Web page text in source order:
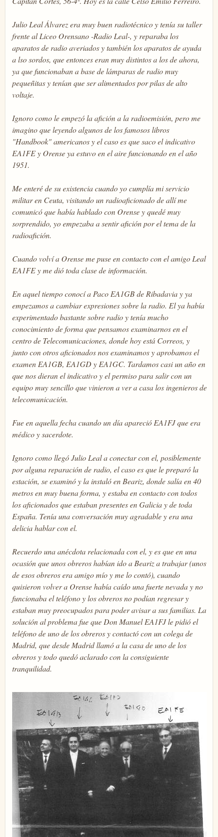
Julio Leal Álvarez era muy buen radiotécnico y tenía su taller
frente al Liceo Orensano -Radio Leal-, y reparaba los
aparatos de radio averiados y también los aparatos de ayuda
a lso sordos, que entonces eran muy distintos a los de ahora,
ya que funcionaban a base de lámparas de radio muy
pequeñitas y tenían que ser alimentados por pilas de alto
voltaje.
Ignoro como le empezó la afición a la radioemisión, pero me
imagino que leyendo algunos de los famosos libros
"Handbook" americanos y el caso es que saco el indicativo
EA1FE y Orense ya estuvo en el aire funcionando en el año
1951.
Me enteré de su existencia cuando yo cumplía mi servicio
militar en Ceuta, visitando un radioaficionado de allí me
comunicó que había hablado con Orense y quedé muy
sorprendido, yo empezaba a sentir afición por el tema de la
radioafición.
Cuando volví a Orense me puse en contacto con el amigo Leal
EA1FE y me dió toda clase de información.
En aquel tiempo conocí a Paco EA1GB de Ribadavia y ya
empezamos a cambiar expresiones sobre la radio. El ya había
experimentado bastante sobre radio y tenía mucho
conocimiento de forma que pensamos examinarnos en el
centro de Telecomunicaciones, donde hoy está Correos, y
junto con otros aficionados nos examinamos y aprobamos el
examen EA1GB, EA1GD y EA1GC. Tardamos casi un año en
que nos dieran el indicativo y el permiso para salir con un
equipo muy sencillo que vinieron a ver a casa los ingenieros de
telecomunicación.
Fue en aquella fecha cuando un día apareció EA1FJ que era
médico y sacerdote.
Ignoro como llegó Julio Leal a conectar con el, posiblemente
por alguna reparación de radio, el caso es que le preparó la
estación, se examinó y la instaló en Beariz, donde salía en 40
metros en muy buena forma, y estaba en contacto con todos
los aficionados que estaban presentes en Galicia y de toda
España. Tenía una conversación muy agradable y era una
delicia hablar con el.
Recuerdo una anécdota relacionada con el, y es que en una
ocasión que unos obreros habían ido a Beariz a trabajar (unos
de esos obreros era amigo mío y me lo contó), cuando
quisieron volver a Orense había caído una fuerte nevada y no
funcionaba el teléfono y los obreros no podían regresar y
estaban muy preocupados para poder avisar a sus familias. La
solución al problema fue que Don Manuel EA1FJ le pidió el
teléfono de uno de los obreros y contactó con un colega de
Madrid, que desde Madrid llamó a la casa de uno de los
obreros y todo quedó aclarado con la consiguiente
tranquilidad.